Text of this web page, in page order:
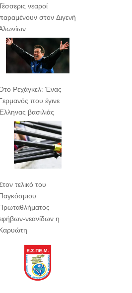
νεαροί
στον Διγενή
Ρεχάγκελ: Ένας
που έγινε
βασιλιάς
τελικό του
νεανίδων η